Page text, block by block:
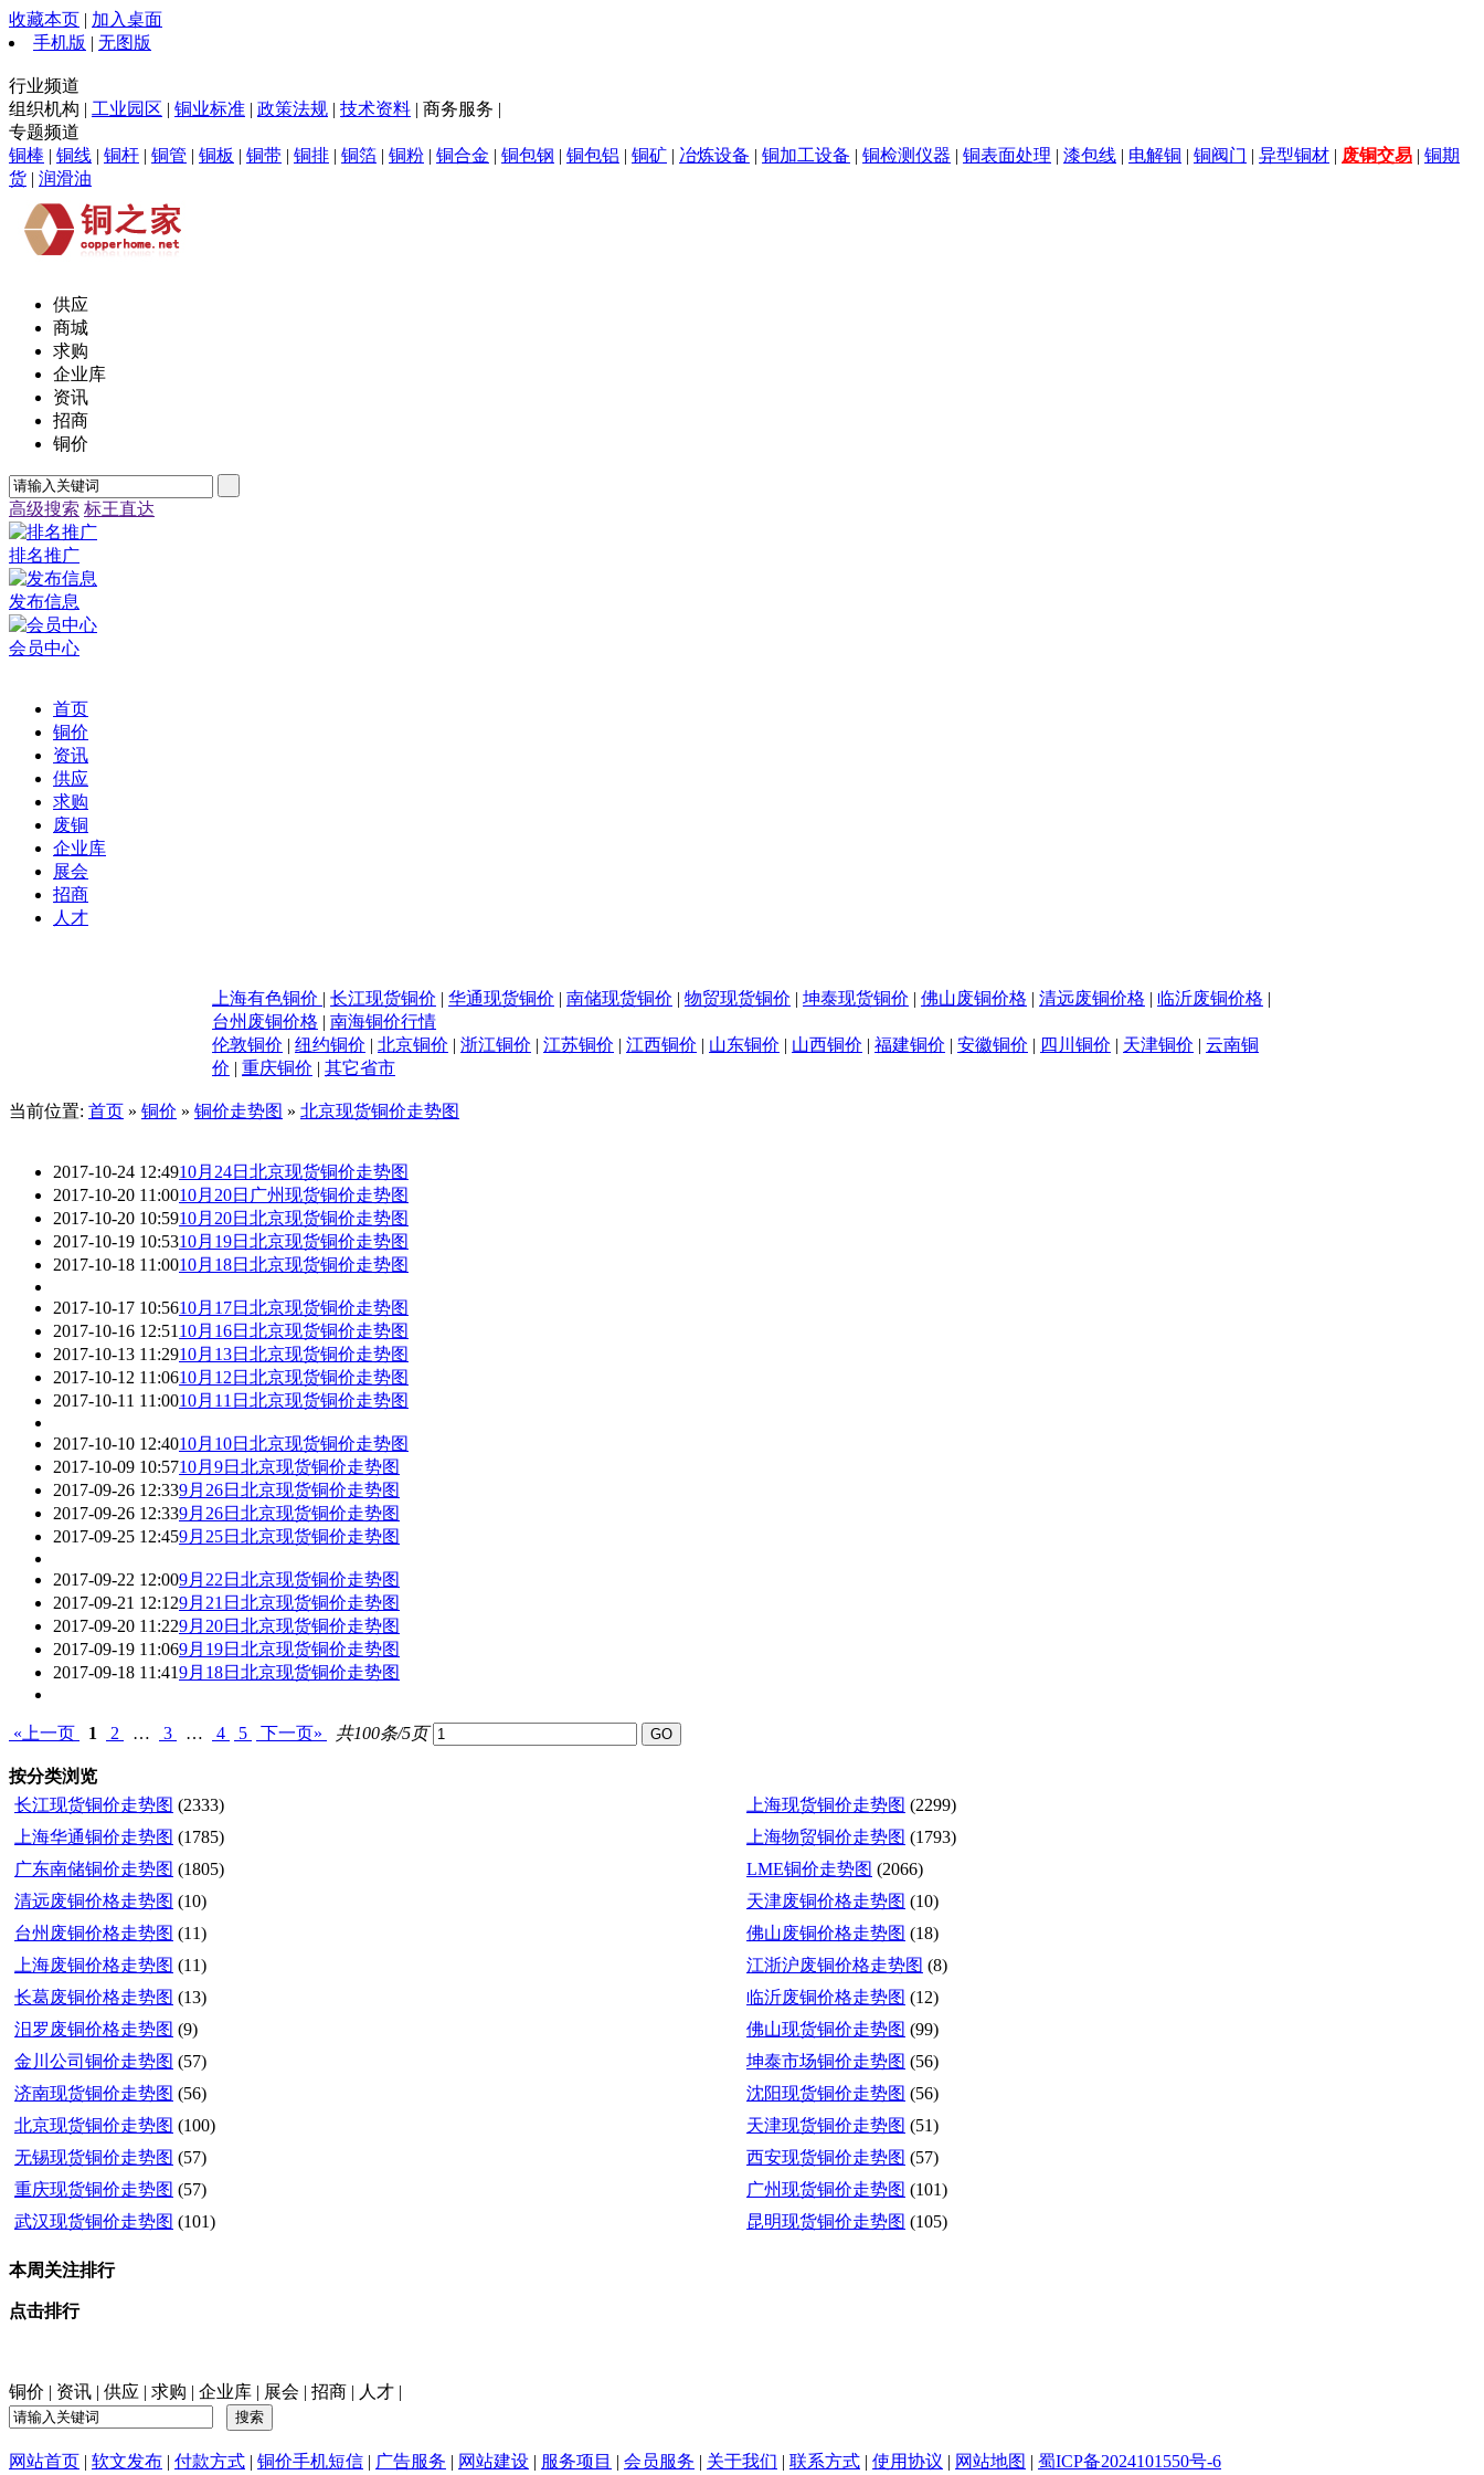
收藏本页 | 加入桌面
手机版 | 无图版
行业频道
组织机构 | 工业园区 | 铜业标准 | 政策法规 | 技术资料 | 商务服务 |
专题频道
铜棒 | 铜线 | 铜杆 | 铜管 | 铜板 | 铜带 | 铜排 | 铜箔 | 铜粉 | 铜合金 | 铜包钢 | 铜包铝 | 铜矿 | 冶炼设备 | 铜加工设备 | 铜检测仪器 | 铜表面处理 | 漆包线 | 电解铜 | 铜阀门 | 异型铜材 | 废铜交易 | 铜期
货 | 润滑油
供应
商城
求购
企业库
资讯
招商
铜价
高级搜索 标王直达
排名推广
发布信息
会员中心
首页
铜价
资讯
供应
求购
废铜
企业库
展会
招商
人才
上海有色铜价 | 长江现货铜价 | 华通现货铜价 | 南储现货铜价 | 物贸现货铜价 | 坤泰现货铜价 | 佛山废铜价格 | 清远废铜价格 | 临沂废铜价格 |
台州废铜价格 | 南海铜价行情
伦敦铜价 | 纽约铜价 | 北京铜价 | 浙江铜价 | 江苏铜价 | 江西铜价 | 山东铜价 | 山西铜价 | 福建铜价 | 安徽铜价 | 四川铜价 | 天津铜价 | 云南铜
价 | 重庆铜价 | 其它省市
当前位置: 首页 » 铜价 » 铜价走势图 » 北京现货铜价走势图
2017-10-24 12:4910月24日北京现货铜价走势图
2017-10-20 11:0010月20日广州现货铜价走势图
2017-10-20 10:5910月20日北京现货铜价走势图
2017-10-19 10:5310月19日北京现货铜价走势图
2017-10-18 11:0010月18日北京现货铜价走势图
2017-10-17 10:5610月17日北京现货铜价走势图
2017-10-16 12:51 10月16日北京现货铜价走势图
2017-10-13 11:2910月13日北京现货铜价走势图
2017-10-12 11:0610月12日北京现货铜价走势图
2017-10-11 11:0010月11日北京现货铜价走势图
2017-10-10 12:4010月10日北京现货铜价走势图
2017-10-09 10:5710月9日北京现货铜价走势图
2017-09-26 12:339月26日北京现货铜价走势图
2017-09-26 12:339月26日北京现货铜价走势图
2017-09-25 12:459月25日北京现货铜价走势图
2017-09-22 12:009月22日北京现货铜价走势图
2017-09-21 12:129月21日北京现货铜价走势图
2017-09-20 11:229月20日北京现货铜价走势图
2017-09-19 11:069月19日北京现货铜价走势图
2017-09-18 11:419月18日北京现货铜价走势图
«上一页 1 2 … 3 … 4 5 下一页» 共100条/5页
按分类浏览
长江现货铜价走势图 (2333) 上海现货铜价走势图 (2299)
上海华通铜价走势图 (1785) 上海物贸铜价走势图 (1793)
广东南储铜价走势图 (1805) LME铜价走势图 (2066)
清远废铜价格走势图 (10) 天津废铜价格走势图 (10)
台州废铜价格走势图 (11) 佛山废铜价格走势图 (18)
上海废铜价格走势图 (11) 江浙沪废铜价格走势图 (8)
长葛废铜价格走势图 (13) 临沂废铜价格走势图 (12)
汨罗废铜价格走势图 (9) 佛山现货铜价走势图 (99)
金川公司铜价走势图 (57) 坤泰市场铜价走势图 (56)
济南现货铜价走势图 (56) 沈阳现货铜价走势图 (56)
北京现货铜价走势图 (100) 天津现货铜价走势图 (51)
无锡现货铜价走势图 (57) 西安现货铜价走势图 (57)
重庆现货铜价走势图 (57) 广州现货铜价走势图 (101)
武汉现货铜价走势图 (101) 昆明现货铜价走势图 (105)
本周关注排行
点击排行
铜价 | 资讯 | 供应 | 求购 | 企业库 | 展会 | 招商 | 人才 |
网站首页 | 软文发布 | 付款方式 | 铜价手机短信 | 广告服务 | 网站建设 | 服务项目 | 会员服务 | 关于我们 | 联系方式 | 使用协议 | 网站地图 | 蜀ICP备2024101550号-6